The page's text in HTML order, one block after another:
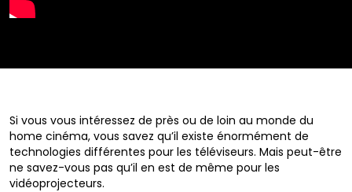
Si vous vous intéressez de près ou de loin au monde du
home cinéma, vous savez qu’il existe énormément de
technologies différentes pour les téléviseurs. Mais peut-être
ne savez-vous pas qu’il en est de même pour les
vidéoprojecteurs.